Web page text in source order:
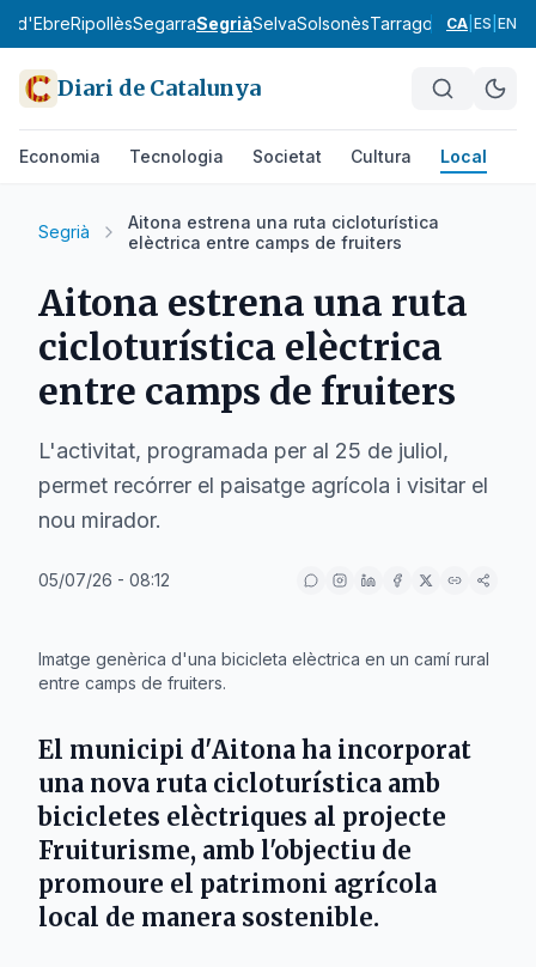
d'EbreRipollèsSegarraSegriàSelvaSolsonèsTarragonèsTerra
CA ES EN
Diari de Catalunya
Economia Tecnologia Societat Cultura Local
Segrià
Aitona estrena una ruta cicloturística
elèctrica entre camps de fruiters
Aitona estrena una ruta
cicloturística elèctrica
entre camps de fruiters
L'activitat, programada per al 25 de juliol,
permet recórrer el paisatge agrícola i visitar el
nou mirador.
05/07/26 - 08:12
Imatge genèrica d'una bicicleta elèctrica en un camí rural
entre camps de fruiters.
El municipi d'Aitona ha incorporat
una nova ruta cicloturística amb
bicicletes elèctriques al projecte
Fruiturisme, amb l'objectiu de
promoure el patrimoni agrícola
local de manera sostenible.